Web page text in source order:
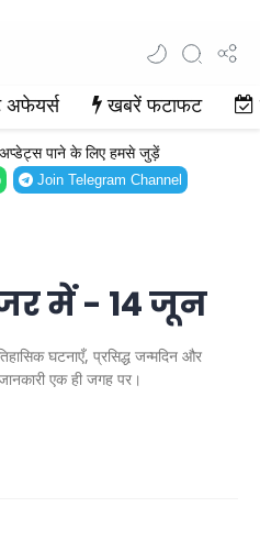
अफेयर्स खबरें फटाफट
पाने के लिए हमसे जुड़ें
Join Telegram Channel
में - 14 जून
घटनाएँ, प्रसिद्ध जन्मदिन और
एक ही जगह पर।